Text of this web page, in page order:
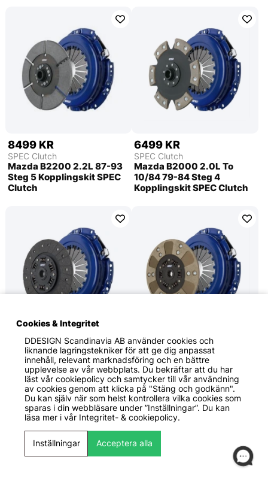
8499 KR
SPEC Clutch
Mazda B2200 2.2L 87-93
Steg 5 Kopplingskit SPEC
Clutch
6499 KR
SPEC Clutch
Mazda B2000 2.0L To
10/84 79-84 Steg 4
Kopplingskit SPEC Clutch
5799 KR
SPEC Clutch
Mazda B2000 2.0L from
11/84 85-87 Steg 1
Kopplingskit SPEC Clutch
7299 KR
SPEC Clutch
Mazda B2000 2.0L from
11/84 85-87 Steg 2
Kopplingskit SPEC Clutch
Cookies & Integritet
DDESIGN Scandinavia ABanvänder cookies och
liknande lagringstekniker för att ge dig anpassat
innehåll, relevant marknadsföring och en bättre
upplevelse av vår webbplats. Du bekräftar att du har
läst vår cookiepolicy och samtycker till vår användning
av cookies genom att klicka på "Stäng och godkänn".
Du kan själv när som helst kontrollera vilka cookies som
sparas i din webbläsare under ”Inställningar”. Du kan
läsa mer i vår Integritet- & cookiepolicy.
Inställningar Acceptera alla